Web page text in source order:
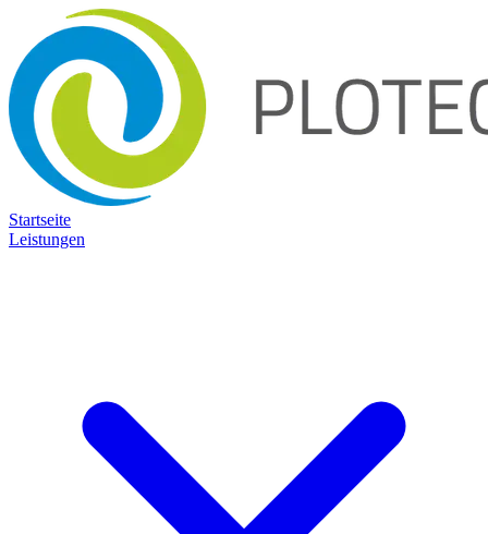
Startseite
Leistungen